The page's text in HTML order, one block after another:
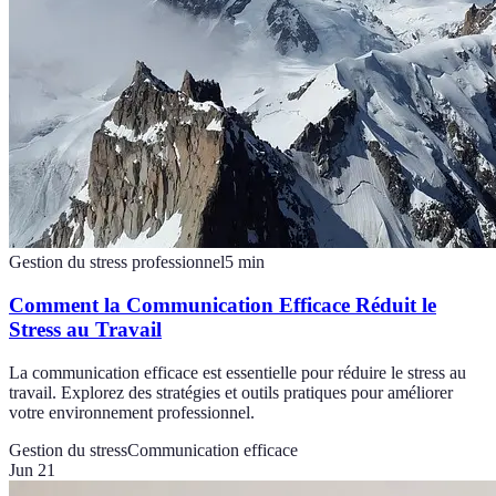
Gestion du stress professionnel5 min
Comment la Communication Efficace Réduit le
Stress au Travail
La communication efficace est essentielle pour réduire le stress au
travail. Explorez des stratégies et outils pratiques pour améliorer
votre environnement professionnel.
Gestion du stressCommunication efficace
Jun 21